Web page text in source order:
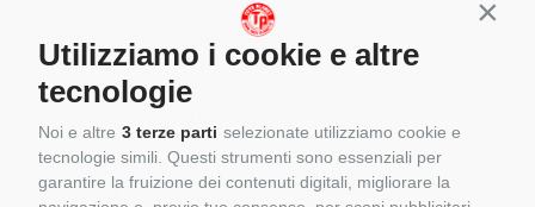
Utilizziamo i cookie e altre
tecnologie
Noi e altre 3 terze parti selezionate utilizziamo cookie e
tecnologie simili. Questi strumenti sono essenziali per
garantire la fruizione dei contenuti digitali, migliorare la
MODELLISMO INDUSTRIALE 1:50
MODELLISMO AGRICOLO 1:32
MODELLISMO 1:64
MODELLISMO 1:18
MODELLISMO 1:87
MODELLISMO 1:8
MODELLISMO 1:12